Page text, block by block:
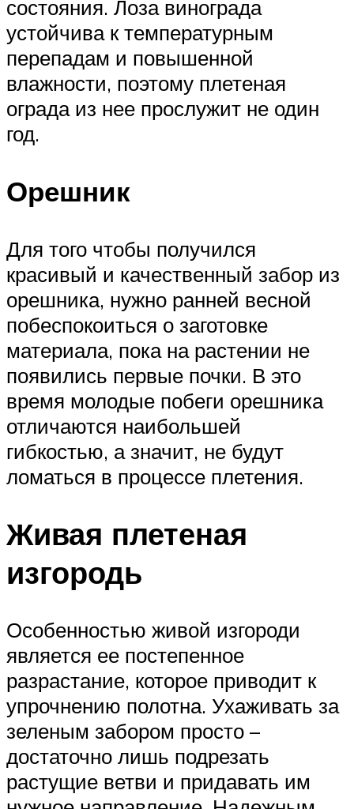
состояния. Лоза винограда
устойчива к температурным
перепадам и повышенной
влажности, поэтому плетеная
ограда из нее прослужит не один
год.
Орешник
Для того чтобы получился
красивый и качественный забор из
орешника, нужно ранней весной
побеспокоиться о заготовке
материала, пока на растении не
появились первые почки. В это
время молодые побеги орешника
отличаются наибольшей
гибкостью, а значит, не будут
ломаться в процессе плетения.
Живая плетеная
изгородь
Особенностью живой изгороди
является ее постепенное
разрастание, которое приводит к
упрочнению полотна. Ухаживать за
зеленым забором просто –
достаточно лишь подрезать
растущие ветви и придавать им